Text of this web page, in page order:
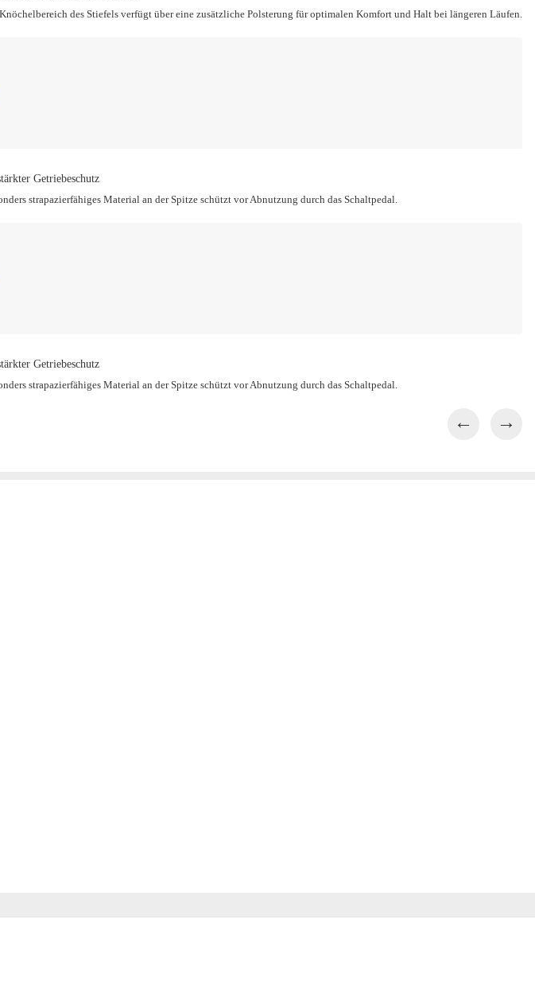
des Stiefels verfügt über eine zusätzliche Polsterung für optimalen Komfort und Halt bei längeren Läufen.
Getriebeschutz
strapazierfähiges Material an der Spitze schützt vor Abnutzung durch das Schaltpedal.
Getriebeschutz
strapazierfähiges Material an der Spitze schützt vor Abnutzung durch das Schaltpedal.
← →